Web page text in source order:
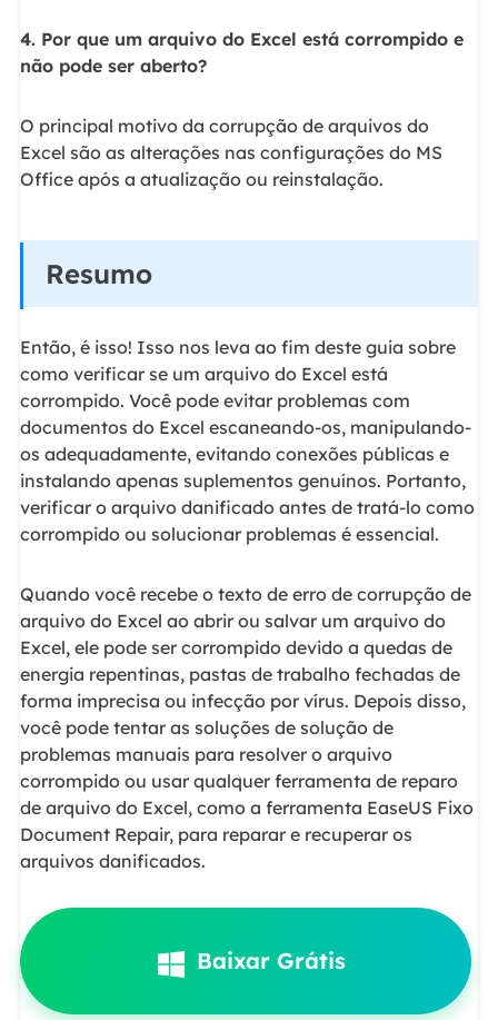
4. Por que um arquivo do Excel está corrompido e
não pode ser aberto?
O principal motivo da corrupção de arquivos do
Excel são as alterações nas configurações do MS
Office após a atualização ou reinstalação.
Resumo
Então, é isso! Isso nos leva ao fim deste guia sobre
como verificar se um arquivo do Excel está
corrompido. Você pode evitar problemas com
documentos do Excel escaneando-os, manipulando-
os adequadamente, evitando conexões públicas e
instalando apenas suplementos genuínos. Portanto,
verificar o arquivo danificado antes de tratá-lo como
corrompido ou solucionar problemas é essencial.
Quando você recebe o texto de erro de corrupção de
arquivo do Excel ao abrir ou salvar um arquivo do
Excel, ele pode ser corrompido devido a quedas de
energia repentinas, pastas de trabalho fechadas de
forma imprecisa ou infecção por vírus. Depois disso,
você pode tentar as soluções de solução de
problemas manuais para resolver o arquivo
corrompido ou usar qualquer ferramenta de reparo
de arquivo do Excel, como a ferramenta EaseUS Fixo
Document Repair, para reparar e recuperar os
arquivos danificados.
Baixar Grátis